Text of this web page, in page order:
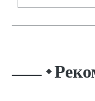
⬥